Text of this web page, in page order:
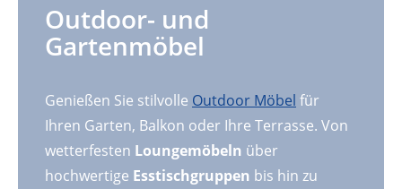
Outdoor- und
Gartenmöbel
Genießen Sie stilvolle Outdoor Möbel für
Ihren Garten, Balkon oder Ihre Terrasse. Von
wetterfesten Loungemöbeln über
hochwertige Esstischgruppen bis hin zu